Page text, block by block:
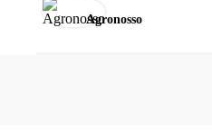
Agronosso